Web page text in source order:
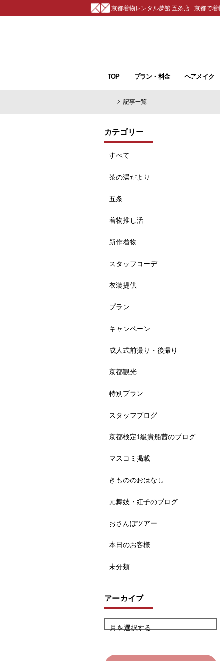
京都着物レンタル夢館 五条店 京都で着
TOP プラン・料金 ヘアメイク
記事一覧
カテゴリー
すべて
茶の湯だより
五条
着物推し活
新作着物
スタッフコーデ
衣装提供
プラン
キャンペーン
成人式前撮り・後撮り
京都観光
特別プラン
スタッフブログ
京都検定1級貴船茜のブログ
マスコミ掲載
きもののおはなし
元舞妓・紅子のブログ
おさんぽツアー
本日のお客様
未分類
アーカイブ
月を選択する